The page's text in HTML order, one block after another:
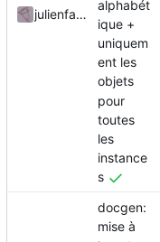
julienfastre
alphabét
ique +
uniquem
ent les
objets
pour
toutes
les
instance
s
docgen:
mise à